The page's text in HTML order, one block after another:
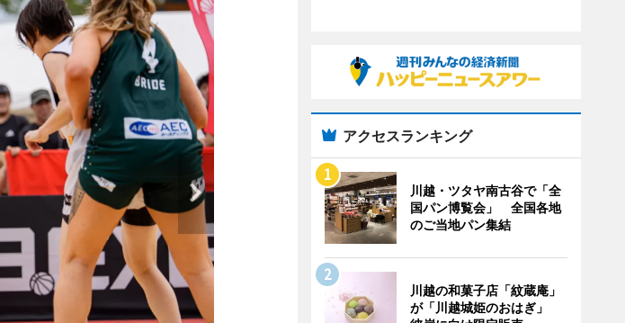
アクセスランキング
川越・ツタヤ南古谷で「全
国パン博覧会」 全国各地
のご当地パン集結
川越の和菓子店「紋蔵庵」
が「川越城姫のおはぎ」